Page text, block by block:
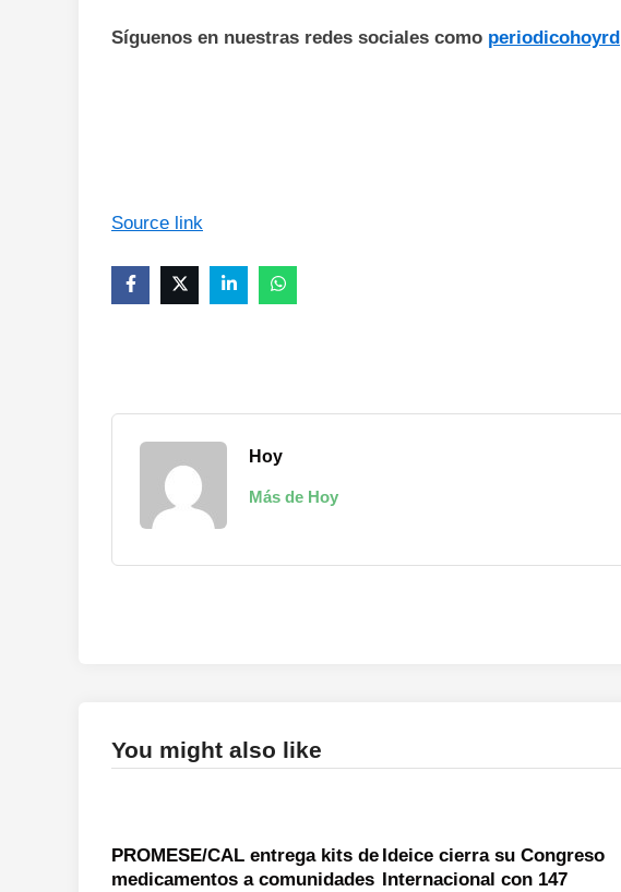
Síguenos en nuestras redes sociales como periodicohoyrd
Source link
Hoy
Más de Hoy
You might also like
PROMESE/CAL entrega kits de
medicamentos a comunidades
Ideice cierra su Congreso
Internacional con 147